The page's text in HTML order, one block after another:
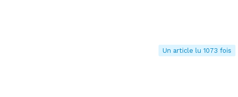
Un article lu 1073 fois